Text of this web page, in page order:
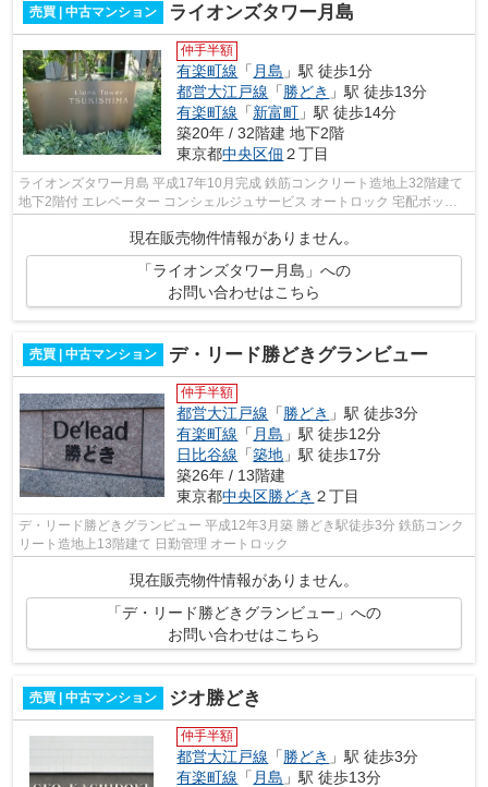
売買 | 中古マンション ライオンズタワー月島
仲手半額
有楽町線 「 月島 」駅 徒歩1分
都営大江戸線 「 勝どき 」駅 徒歩13分
有楽町線 「新富町 」駅 徒歩14分
築20年 / 32階建 地下2階
東京都中央区佃 ２丁目
ライオンズタワー月島 平成17年10月完成 鉄筋コンクリート造地上32階建て
地下2階付 エレベーター コンシェルジュサービス オートロック 宅配ボック
ス
現在販売物件情報がありません。
「ライオンズタワー月島」への
お問い合わせはこちら
売買 | 中古マンション デ・リード勝どきグランビュー
仲手半額
都営大江戸線 「勝どき 」駅 徒歩3分
有楽町線 「 月島 」駅 徒歩12分
日比谷線 「築地 」駅 徒歩17分
築26年 / 13階建
東京都中央区勝どき ２丁目
デ・リード勝どきグランビュー 平成12年3月築 勝どき駅徒歩3分 鉄筋コンク
リート造地上13階建て 日勤管理 オートロック
現在販売物件情報がありません。
「デ・リード勝どきグランビュー」への
お問い合わせはこちら
売買 | 中古マンション ジオ勝どき
仲手半額
都営大江戸線 「 勝どき 」駅 徒歩3分
有楽町線 「 月島 」駅 徒歩13分